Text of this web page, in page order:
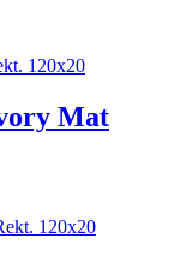
Mat